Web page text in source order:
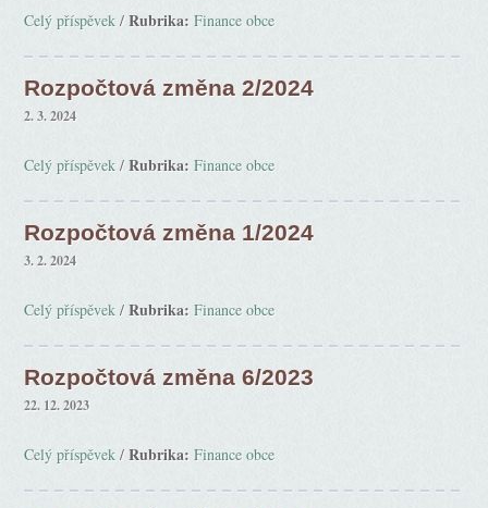
Celý příspěvek /Rubrika: Finance obce
Rozpočtová změna 2/2024
2. 3. 2024
Celý příspěvek /Rubrika: Finance obce
Rozpočtová změna 1/2024
3. 2. 2024
Celý příspěvek /Rubrika: Finance obce
Rozpočtová změna 6/2023
22. 12. 2023
Celý příspěvek /Rubrika: Finance obce